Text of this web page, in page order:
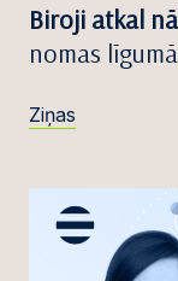
Biroji atkal
nomas
Ziņas